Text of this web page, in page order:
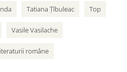
Tatiana Țîbuleac Top
Vasile Vasilache
române